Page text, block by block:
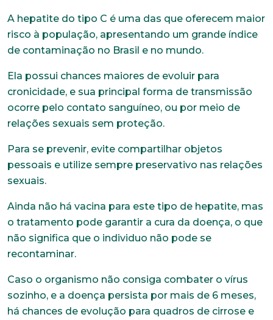
A hepatite do tipo C é uma das que oferecem maior
risco à população, apresentando um grande índice
de contaminação no Brasil e no mundo.
Ela possui chances maiores de evoluir para
cronicidade, e sua principal forma de transmissão
ocorre pelo contato sanguíneo, ou por meio de
relações sexuais sem proteção.
Para se prevenir, evite compartilhar objetos
pessoais e utilize sempre preservativo nas relações
sexuais.
Ainda não há vacina para este tipo de hepatite, mas
o tratamento pode garantir a cura da doença, o que
não significa que o individuo não pode se
recontaminar.
Caso o organismo não consiga combater o vírus
sozinho, e a doença persista por mais de 6 meses,
há chances de evolução para quadros de cirrose e